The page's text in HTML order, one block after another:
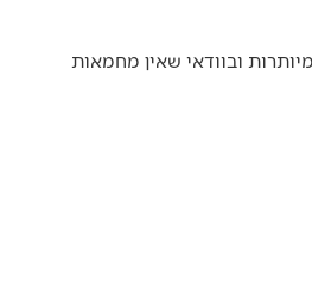
ובוודאי שאין מחמאות